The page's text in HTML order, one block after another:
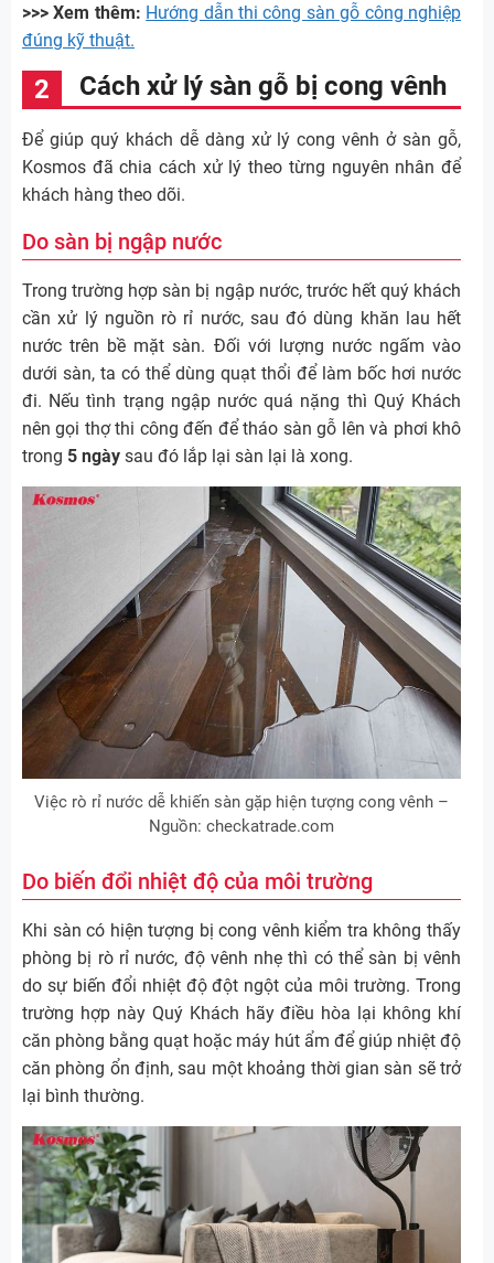
>>> Xem thêm: Hướng dẫn thi công sàn gỗ công nghiệp
đúng kỹ thuật.
Cách xử lý sàn gỗ bị cong vênh
Để giúp quý khách dễ dàng xử lý cong vênh ở sàn gỗ,
Kosmos đã chia cách xử lý theo từng nguyên nhân để
khách hàng theo dõi.
Do sàn bị ngập nước
Trong trường hợp sàn bị ngập nước, trước hết quý khách
cần xử lý nguồn rò rỉ nước, sau đó dùng khăn lau hết
nước trên bề mặt sàn. Đối với lượng nước ngấm vào
dưới sàn, ta có thể dùng quạt thổi để làm bốc hơi nước
đi. Nếu tình trạng ngập nước quá nặng thì Quý Khách
nên gọi thợ thi công đến để tháo sàn gỗ lên và phơi khô
trong 5 ngày sau đó lắp lại sàn lại là xong.
Việc rò rỉ nước dễ khiến sàn gặp hiện tượng cong vênh –
Nguồn: checkatrade.com
Do biến đổi nhiệt độ của môi trường
Khi sàn có hiện tượng bị cong vênh kiểm tra không thấy
phòng bị rò rỉ nước, độ vênh nhẹ thì có thể sàn bị vênh
do sự biến đổi nhiệt độ đột ngột của môi trường. Trong
trường hợp này Quý Khách hãy điều hòa lại không khí
căn phòng bằng quạt hoặc máy hút ẩm để giúp nhiệt độ
căn phòng ổn định, sau một khoảng thời gian sàn sẽ trở
lại bình thường.